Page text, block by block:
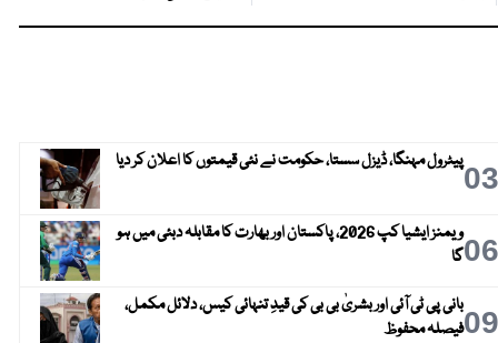
03پیٹرول مہنگا، ڈیزل سستا، حکومت نے نئی قیمتوں کا اعلان کر دیا
06
ویمنز ایشیا کپ 2026، پاکستان اور بھارت کا مقابلہ دبئی میں ہو
گا
09بانی پی ٹی آئی اور بشریٰ بی بی کی قیدِ تنہائی کیس، دلائل مکمل،
فیصلہ محفوظ